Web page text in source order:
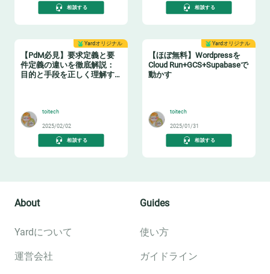
相談する 相談する
Yardオリジナル
【PdM必見】要求定義と要
件定義の違いを徹底解説：
目的と手段を正しく理解す
toitech
2025/02/02
相談する
Yardオリジナル
【ほぼ無料】Wordpressを
Cloud Run+GCS+Supabaseで
動かす
toitech
2025/01/31
相談する
About
Yardについて
運営会社
Guides
使い方
ガイドライン